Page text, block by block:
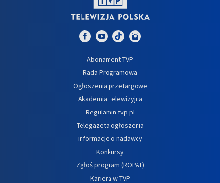
Abonament TVP
Rada Programowa
Ogłoszenia przetargowe
Akademia Telewizyjna
Regulamin tvp.pl
Telegazeta ogłoszenia
Informacje o nadawcy
Konkursy
Zgłoś program (ROPAT)
Kariera w TVP